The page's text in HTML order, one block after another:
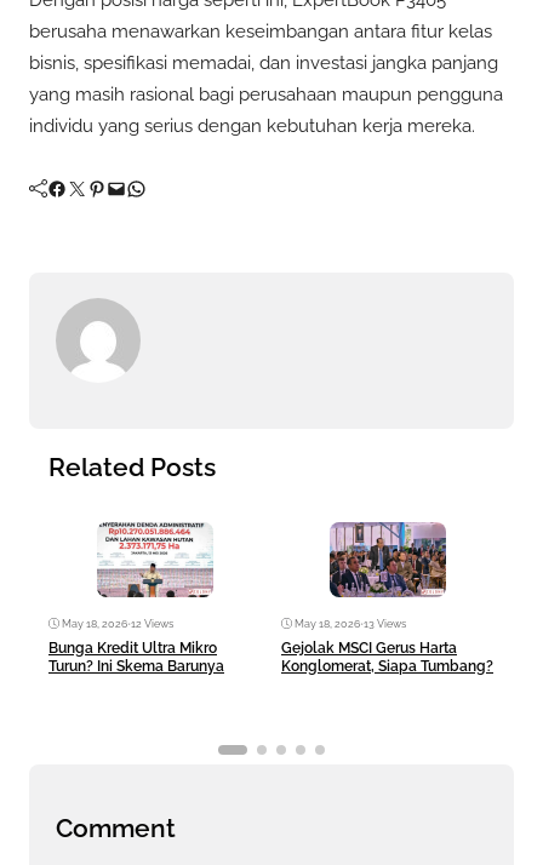
berusaha menawarkan keseimbangan antara fitur kelas
bisnis, spesifikasi memadai, dan investasi jangka panjang
yang masih rasional bagi perusahaan maupun pengguna
individu yang serius dengan kebutuhan kerja mereka.
Facebook Twitter Pinterest Mail WhatsApp
Related Posts
May 18, 2026•12 Views
Bunga Kredit Ultra Mikro
Turun? Ini Skema Barunya
May 18, 2026•13 Views
Gejolak MSCI Gerus Harta
Konglomerat, Siapa Tumbang?
Comment